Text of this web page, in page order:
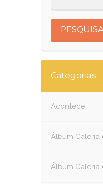
Categorias
Acontece
Álbum Galeria
Álbum Galeria